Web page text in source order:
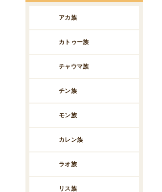
アカ族
カトゥー族
チャウマ族
チン族
モン族
カレン族
ラオ族
リス族